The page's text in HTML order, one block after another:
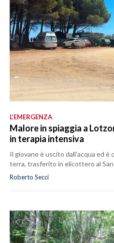
L’EMERGENZA
Malore in spiaggia a
in terapia intensiva
Il giovane è uscito dall’acqua ed
terra, trasferito in elicottero al
Roberto Secci